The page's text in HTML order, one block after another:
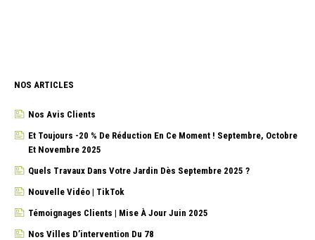
NOS ARTICLES
Nos Avis Clients
Et Toujours -20 % De Réduction En Ce Moment ! Septembre, Octobre
Et Novembre 2025
Quels Travaux Dans Votre Jardin Dès Septembre 2025 ?
Nouvelle Vidéo | TikTok
Témoignages Clients | Mise À Jour Juin 2025
Nos Villes D’intervention Du 78